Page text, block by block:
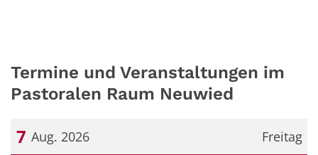
Termine und Veranstaltungen im
Pastoralen Raum Neuwied
Freitag
7 Aug. 2026